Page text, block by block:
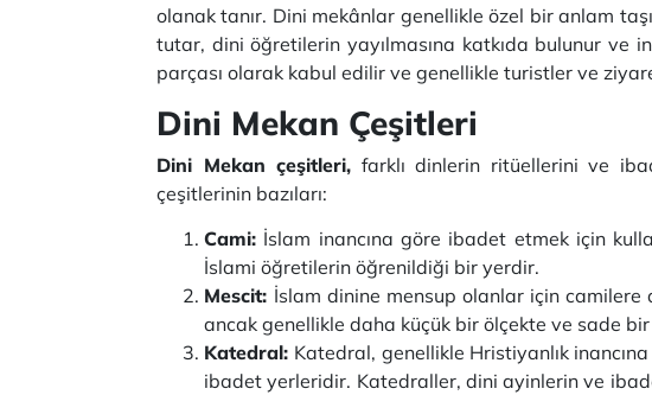
olanak tanır. Dini mekânlar genellikle özel bir anlam
tutar, dini öğretilerin yayılmasına katkıda bulunur ve
parçası olarak kabul edilir ve genellikle turistler ve
Dini Mekan Çeşitleri
Dini Mekan çeşitleri, farklı dinlerin ritüellerini ve
çeşitlerinin bazıları:
Cami: İslam inancına göre ibadet etmek için
İslami öğretilerin öğrenildiği bir yerdir.
Mescit: İslam dinine mensup olanlar için camilere
ancak genellikle daha küçük bir ölçekte ve sade
Katedral: Katedral, genellikle Hristiyanlık
ibadet yerleridir. Katedraller, dini ayinlerin ve